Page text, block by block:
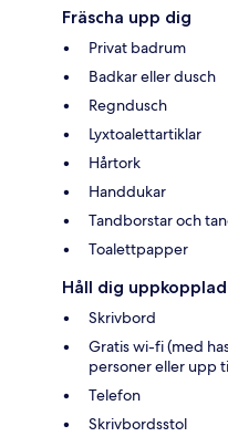
Fräscha upp dig
Privat badrum
Badkar eller dusch
Regndusch
Lyxtoalettartiklar
Hårtork
Handdukar
Tandborstar och
Toalettpapper
Håll dig uppkopplad
Skrivbord
Gratis wi-fi (med
personer eller upp
Telefon
Skrivbordsstol